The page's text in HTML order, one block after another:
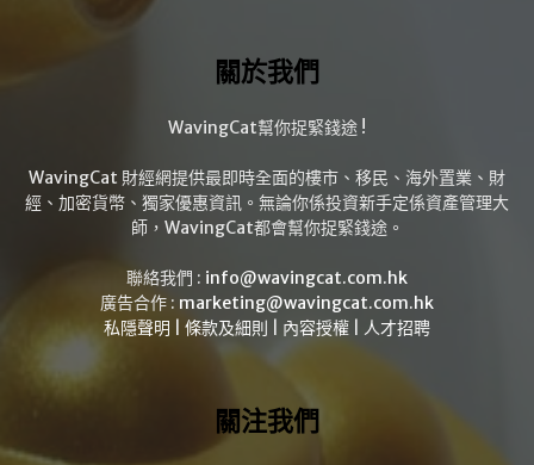
關於我們
WavingCat幫你捉緊錢途 !
WavingCat 財經網提供最即時全面的樓市、移民、海外置業、財
經、加密貨幣、獨家優惠資訊。無論你係投資新手定係資產管理大
師，WavingCat都會幫你捉緊錢途。
聯絡我們 : info@wavingcat.com.hk
廣告合作 : marketing@wavingcat.com.hk
私隱聲明
條款及細則 內容授權 人才招聘
關注我們